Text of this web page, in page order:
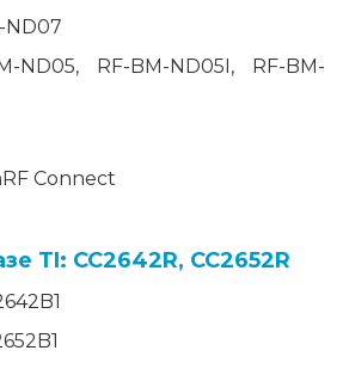
ND07
ND05, RF-BM-ND05I, RF-BM-
Connect
TI: CC2642R, CC2652R